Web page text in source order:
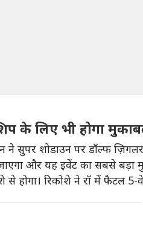
के लिए भी होगा
सुपर शोडाउन पर डॉल्फ
और यह इवेंट का सबसे बड़ा
से होगा। रिकोशे ने रॉ में फैटल